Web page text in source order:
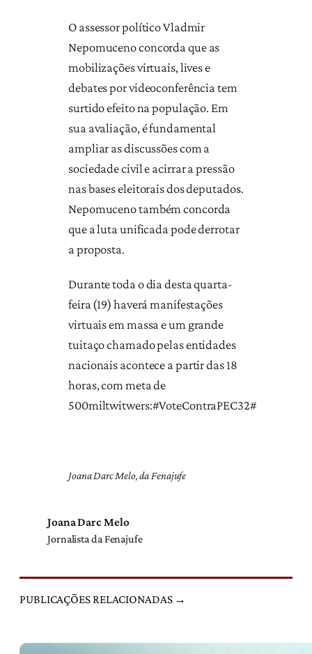
O assessor político Vladmir
Nepomuceno concorda que as
mobilizações virtuais, lives e
debates por videoconferência tem
surtido efeito na população. Em
sua avaliação, é fundamental
ampliar as discussões com a
sociedade civil e acirrar a pressão
nas bases eleitorais dos deputados.
Nepomuceno também concorda
que a luta unificada pode derrotar
a proposta.
Durante toda o dia desta quarta-
feira (19) haverá manifestações
virtuais em massa e um grande
tuitaço chamado pelas entidades
nacionais acontece a partir das 18
horas, com meta de
500miltwitwers:#VoteContraPEC32#
Joana Darc Melo, da Fenajufe
Joana Darc Melo
Jornalista da Fenajufe
PUBLICAÇÕES RELACIONADAS →